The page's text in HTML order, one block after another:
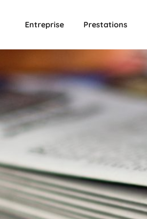
Entreprise Prestations